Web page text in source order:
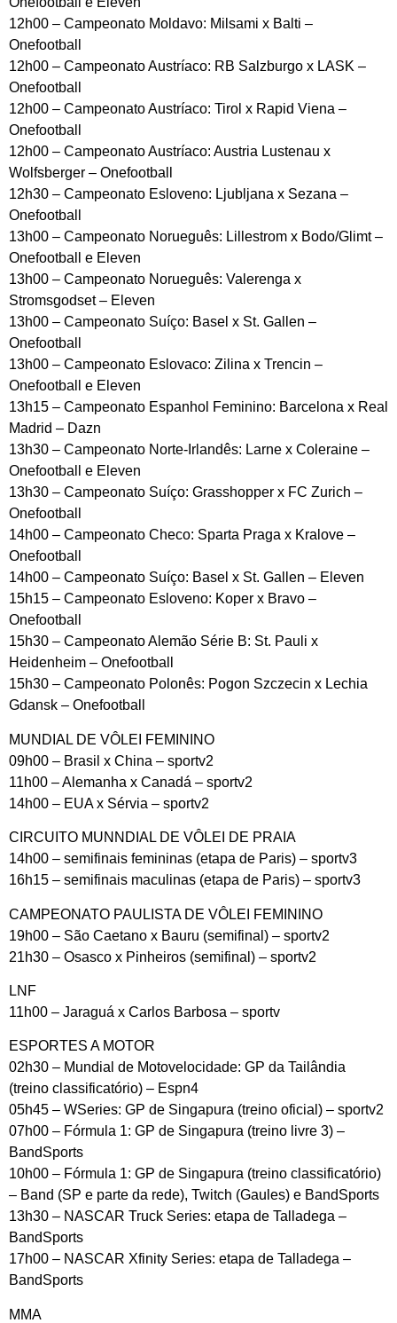
12h00 – Campeonato Moldavo: Milsami x Balti –
Onefootball
12h00 – Campeonato Austríaco: RB Salzburgo x LASK –
Onefootball
12h00 – Campeonato Austríaco: Tirol x Rapid Viena –
Onefootball
12h00 – Campeonato Austríaco: Austria Lustenau x
Wolfsberger – Onefootball
12h30 – Campeonato Esloveno: Ljubljana x Sezana –
Onefootball
13h00 – Campeonato Norueguês: Lillestrom x Bodo/Glimt –
Onefootball e Eleven
13h00 – Campeonato Norueguês: Valerenga x
Stromsgodset – Eleven
13h00 – Campeonato Suíço: Basel x St. Gallen –
Onefootball
13h00 – Campeonato Eslovaco: Zilina x Trencin –
Onefootball e Eleven
13h15 – Campeonato Espanhol Feminino: Barcelona x Real
Madrid – Dazn
13h30 – Campeonato Norte-Irlandês: Larne x Coleraine –
Onefootball e Eleven
13h30 – Campeonato Suíço: Grasshopper x FC Zurich –
Onefootball
14h00 – Campeonato Checo: Sparta Praga x Kralove –
Onefootball
14h00 – Campeonato Suíço: Basel x St. Gallen – Eleven
15h15 – Campeonato Esloveno: Koper x Bravo –
Onefootball
15h30 – Campeonato Alemão Série B: St. Pauli x
Heidenheim – Onefootball
15h30 – Campeonato Polonês: Pogon Szczecin x Lechia
Gdansk – Onefootball
MUNDIAL DE VÔLEI FEMININO
09h00 – Brasil x China – sportv2
11h00 – Alemanha x Canadá – sportv2
14h00 – EUA x Sérvia – sportv2
CIRCUITO MUNNDIAL DE VÔLEI DE PRAIA
14h00 – semifinais femininas (etapa de Paris) – sportv3
16h15 – semifinais maculinas (etapa de Paris) – sportv3
CAMPEONATO PAULISTA DE VÔLEI FEMININO
19h00 – São Caetano x Bauru (semifinal) – sportv2
21h30 – Osasco x Pinheiros (semifinal) – sportv2
LNF
11h00 – Jaraguá x Carlos Barbosa – sportv
ESPORTES A MOTOR
02h30 – Mundial de Motovelocidade: GP da Tailândia
(treino classificatório) – Espn4
05h45 – WSeries: GP de Singapura (treino oficial) – sportv2
07h00 – Fórmula 1: GP de Singapura (treino livre 3) –
BandSports
10h00 – Fórmula 1: GP de Singapura (treino classificatório)
– Band (SP e parte da rede), Twitch (Gaules) e BandSports
13h30 – NASCAR Truck Series: etapa de Talladega –
BandSports
17h00 – NASCAR Xfinity Series: etapa de Talladega –
BandSports
MMA